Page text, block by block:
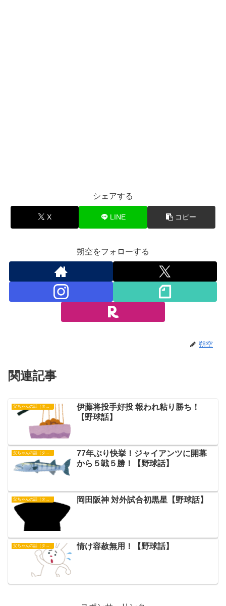
シェアする
X LINE コピー
朔空をフォローする
朔空
関連記事
父ちゃんの話（タイガース）
伊藤将投手好投 報われ粘り勝ち！
【野球話】
父ちゃんの話（タイガース）
77年ぶり快挙！ジャイアンツに開幕
から５戦５勝！【野球話】
父ちゃんの話（タイガース） 岡田阪神 対外試合初黒星【野球話】
情け容赦無用！【野球話】